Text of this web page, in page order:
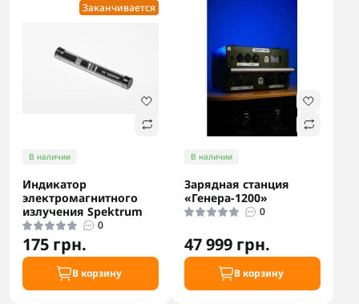
Заканчивается
В наличии
Индикатор
электромагнитного
излучения Spektrum
0
175 грн.
В корзину
В наличии
Зарядная станция
«Генера-1200»
0
47 999 грн.
В корзину